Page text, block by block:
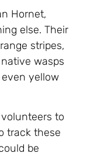
Hornet,
else. Their
stripes,
wasps
yellow
to
track these
be